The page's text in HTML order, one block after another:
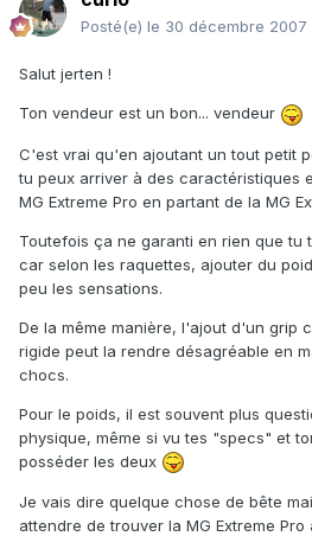
Posté(e) le 30 décembre 2007
Salut jerten !
Ton vendeur est un bon... vendeur
C'est vrai qu'en ajoutant un tout petit
tu peux arriver à des caractéristiques
MG Extreme Pro en partant de la MG
Toutefois ça ne garanti en rien que tu
car selon les raquettes, ajouter du
peu les sensations.
De la même manière, l'ajout d'un grip
rigide peut la rendre désagréable en
chocs.
Pour le poids, il est souvent plus
physique, même si vu tes "specs" et
posséder les deux
Je vais dire quelque chose de bête
attendre de trouver la MG Extreme